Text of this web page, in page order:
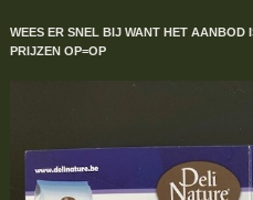
WEES ER SNEL BIJ WANT HET AANBOD
PRIJZEN OP=OP